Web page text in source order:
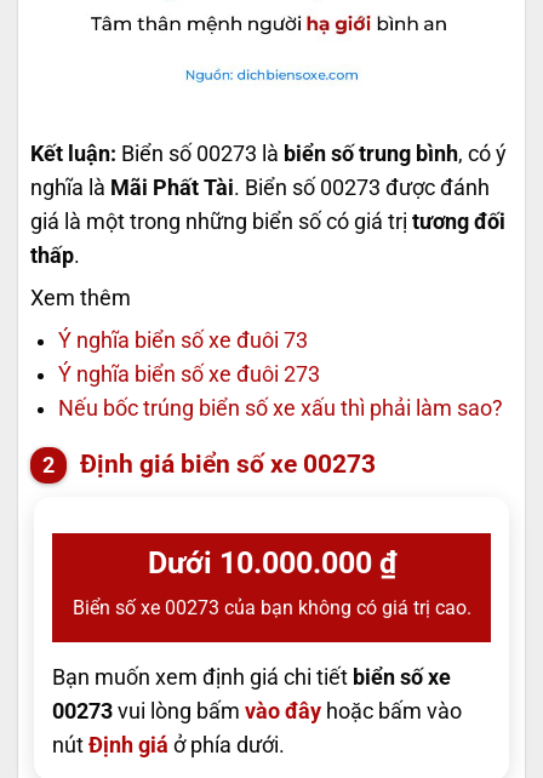
Kết luận: Biển số 00273 là biển số trung bình, có ý
nghĩa là Mãi Phất Tài. Biển số 00273 được đánh
giá là một trong những biển số có giá trị tương đối
thấp.
Xem thêm
Ý nghĩa biển số xe đuôi 73
Ý nghĩa biển số xe đuôi 273
Nếu bốc trúng biển số xe xấu thì phải làm sao?
Định giá biển số xe 00273
Dưới 10.000.000 ₫
Biển số xe 00273 của bạn không có giá trị cao.
Bạn muốn xem định giá chi tiết biển số xe
00273 vui lòng bấm vào đây hoặc bấm vào
nút Định giá ở phía dưới.